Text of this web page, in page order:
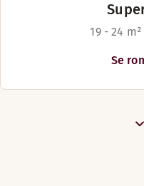
19 - 24
Se